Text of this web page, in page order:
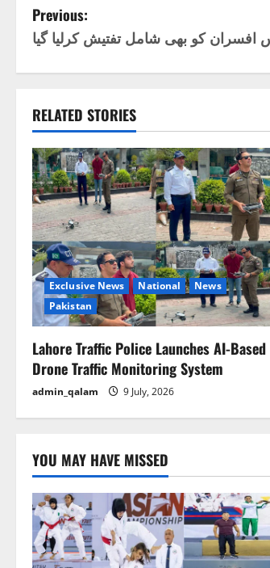
P
o
t
n
a
v
i
g
a
t
i
o
n
Previous:
افسران کو بھی شامل تفتیش کرلیا گیا
RELATED STORIES
Exclusive News National
News
Pakistan
Lahore Traffic Police Launches AI-Based
Drone Traffic Monitoring System
admin_qalam 9 July, 2026
YOU MAY HAVE MISSED